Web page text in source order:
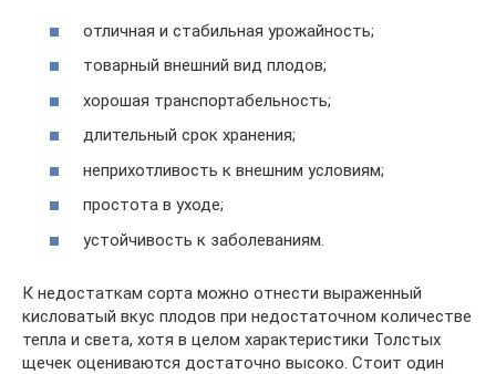
отличная и стабильная урожайность;
товарный внешний вид плодов;
хорошая транспортабельность;
длительный срок хранения;
неприхотливость к внешним условиям;
простота в уходе;
устойчивость к заболеваниям.
К недостаткам сорта можно отнести выраженный
кисловатый вкус плодов при недостаточном количестве
тепла и света, хотя в целом характеристики Толстых
щечек оцениваются достаточно высоко. Стоит один